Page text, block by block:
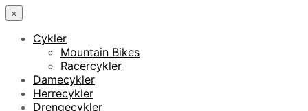
×
Cykler
Mountain Bikes
Racercykler
Damecykler
Herrecykler
Drengecykler